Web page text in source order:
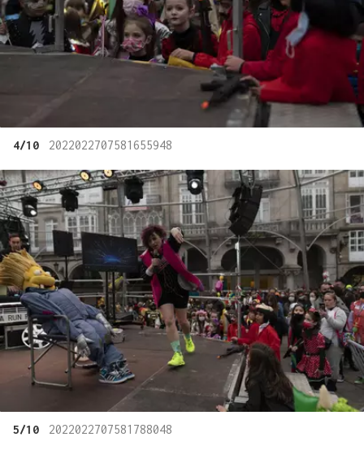
4/10 2022022707581655948
5/10 2022022707581788048